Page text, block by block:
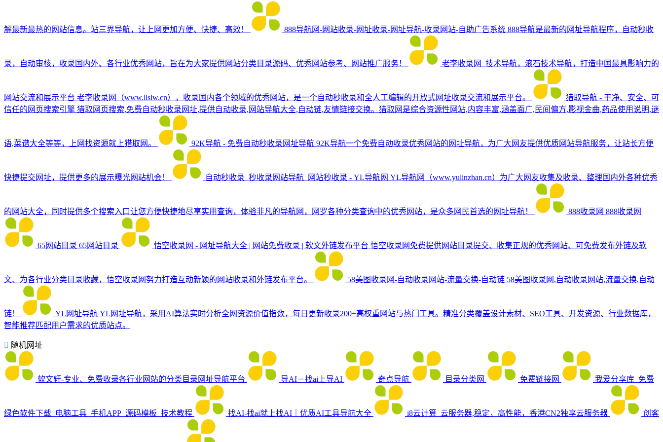
解最新最热的网站信息。站三界导航，让上网更加方便、快捷、高效！ 888导航网-网站收录-网址收录-网址导航-收录网站-自助广告系统 888导航是最新的网址导航程序，自动秒收
录，自动审核，收录国内外、各行业优秀网站，旨在为大家提供网站分类目录源码、优秀网站参考、网站推广服务！ 老李收录网_技术导航，滚石技术导航，打造中国最具影响力的
网站交流和展示平台 老李收录网（www.llslw.cn），收录国内各个领域的优秀网站，是一个自动秒收录和全人工编辑的开放式网址收录交流和展示平台。
猎取导航 - 干净、安全、可
信任的网页搜索引擎 猎取网页搜索,免费自动秒收录网址,提供自动收录,网站导航大全,自动链,友情链接交换。猎取网是综合资源性网站,内容丰富,涵盖面广,民间偏方,影视金曲,药品使用说明,谜
语,菜谱大全等等，上网找资源就上猎取网。 92K导航 - 免费自动秒收录网址导航 92K导航一个免费自动收录优秀网站的网址导航，为广大网友提供优质网站导航服务，让站长方便
快捷提交网址，提供更多的展示曝光网站机会！ 自动秒收录_秒收录网站导航_网站秒收录 - YL导航网 YL导航网（www.yulinzhan.cn）为广大网友收集及收录、整理国内外各种优秀
的网站大全，同时提供多个搜索入口让您方便快捷地尽享实用查询，体验非凡的导航网，网罗各种分类查询中的优秀网站，是众多网民首选的网址导航！ 888收录网 888收录网
65网站目录 65网站目录 悟空收录网 - 网址导航大全 | 网站免费收录 | 软文外链发布平台 悟空收录网免费提供网站目录提交、收集正规的优秀网站、可免费发布外链及软
文、为各行业分类目录收藏，悟空收录网努力打造互动新颖的网站收录和外链发布平台。 58美图收录网-自动收录网站-流量交换-自动链 58美图收录网,自动收录网站,流量交换,自动
链！ YL网址导航 YL网址导航，采用AI算法实时分析全网资源价值指数，每日更新收录200+高权重网站与热门工具。精准分类覆盖设计素材、SEO工具、开发资源、行业数据库，
智能推荐匹配用户需求的优质站点。
随机网址
软文轩-专业、免费收录各行业网站的分类目录网址导航平台 导AI－找ai上导AI 奇点导航 目录分类网 免费链接网 我爱分享库_免费
绿色软件下载_电脑工具_手机APP_源码模板_技术教程 找AI-找ai就上找AI｜优质AI工具导航大全 i8云计算_云服务器,稳定，高性能，香港CN2独享云服务器 创客